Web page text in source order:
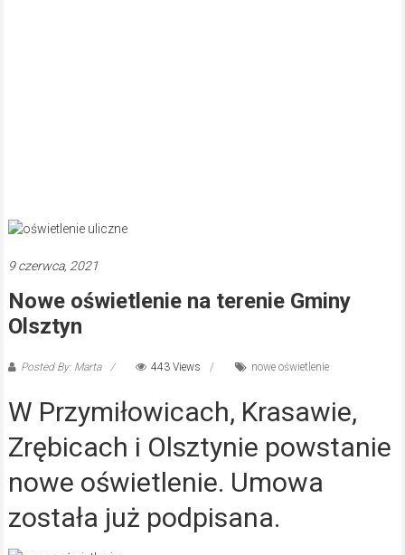
9 czerwca, 2021
Nowe oświetlenie na terenie Gminy
Olsztyn
Posted By: Marta 443 Views nowe oświetlenie
W Przymiłowicach, Krasawie,
Zrębicach i Olsztynie powstanie
nowe oświetlenie. Umowa
została już podpisana.